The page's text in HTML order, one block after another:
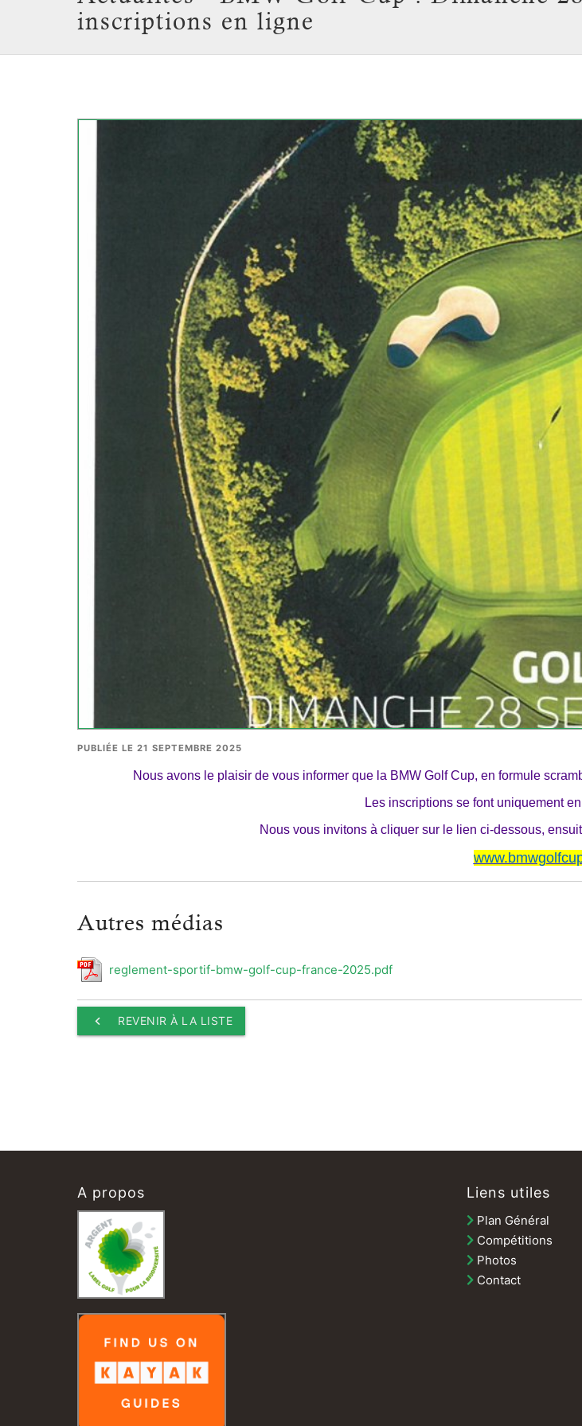
inscriptions en ligne
PUBLIÉE LE 21 SEPTEMBRE 2025
Nous avons le plaisir de vous informer que la BMW Golf Cup, en formule
Les inscriptions se font uniquement
Nous vous invitons à cliquer sur le lien ci-dessous,
Autres médias
reglement-sportif-bmw-golf-cup-france-2025.pdf
keyboard_arrow_left REVENIR À LA LISTE
A propos Liens utiles
Plan Général
Compétitions
Photos
Contact